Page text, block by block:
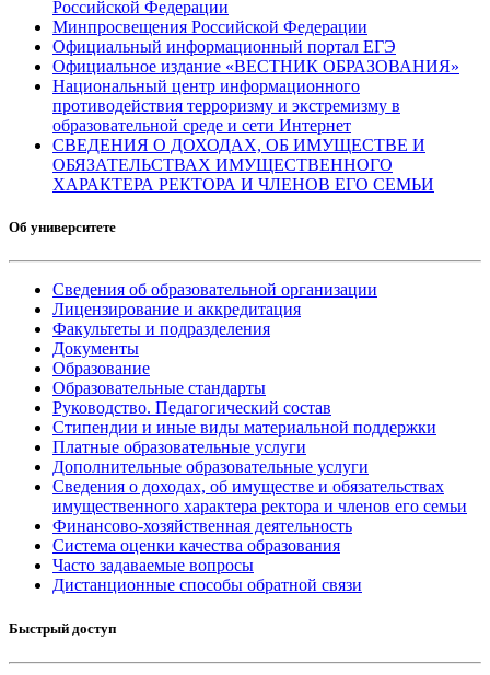
Российской Федерации
Минпросвещения Российской Федерации
Официальный информационный портал ЕГЭ
Официальное издание «ВЕСТНИК ОБРАЗОВАНИЯ»
Национальный центр информационного
противодействия терроризму и экстремизму в
образовательной среде и сети Интернет
СВЕДЕНИЯ О ДОХОДАХ, ОБ ИМУЩЕСТВЕ И
ОБЯЗАТЕЛЬСТВАХ ИМУЩЕСТВЕННОГО
ХАРАКТЕРА РЕКТОРА И ЧЛЕНОВ ЕГО СЕМЬИ
Об университете
Сведения об образовательной организации
Лицензирование и аккредитация
Факультеты и подразделения
Документы
Образование
Образовательные стандарты
Руководство. Педагогический состав
Стипендии и иные виды материальной поддержки
Платные образовательные услуги
Дополнительные образовательные услуги
Сведения о доходах, об имуществе и обязательствах
имущественного характера ректора и членов его семьи
Финансово-хозяйственная деятельность
Система оценки качества образования
Часто задаваемые вопросы
Дистанционные способы обратной связи
Быстрый доступ